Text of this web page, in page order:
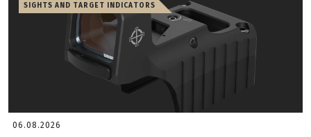
SIGHTS AND TARGET INDICATORS
06.08.2026